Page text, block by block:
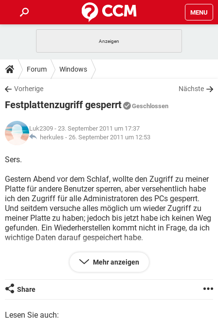
MENU
ANDROID
WINDOWS 10
WHATSAPP TIKTOK
FACEBOOK
TIPPS & TRICKS
SPIELE
WHATSAPP TIKTOK
DOWNLOADS
SPIELE STREAMING
ANDROID
WINDOWS 10 INSTAGRAM
FORUM
SPIELE STREAMING
WINDOWS 10
WHATSAPP TIKTOK
FACEBOOK HARDWARE
LEXIKON
WINDOWS 10 INSTAGRAM
WHATSAPP TIKTOK
FACEBOOK HARDWARE
Forum Windows
Vorherige Nächste
Festplattenzugriff gesperrt Geschlossen
Luk2309 - 23. September 2011 um 17:37
herkules - 26. September 2011 um 12:53
Sers.
Gestern Abend vor dem Schlaf, wollte den Zugriff zu meiner
Platte für andere Benutzer sperren, aber versehentlich habe
ich den Zugriff für alle Administratoren des PCs gesperrt.
Und seitdem versuche alles möglich um wieder Zugriff zu
meiner Platte zu haben; jedoch bis jetzt habe ich keinen Weg
gefunden. Ein Wiederherstellen kommt nicht in Frage, da ich
wichtige Daten darauf gespeichert habe.
Ich brauche wirklich dringend Hilfe !!!
Mehr anzeigen
Share
Lesen Sie auch: